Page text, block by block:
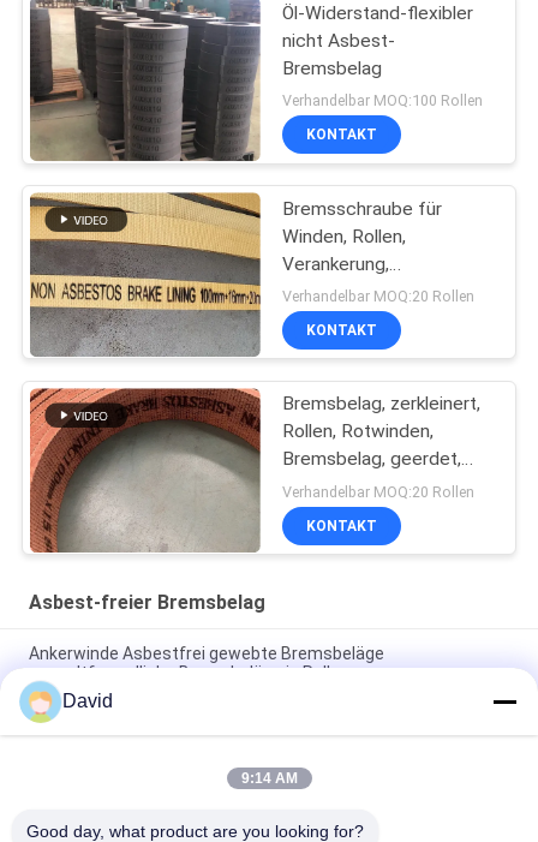
Öl-Widerstand-flexibler
nicht Asbest-
Bremsbelag
Verhandelbar MOQ:100 Rollen
KONTAKT
Bremsschraube für
Winden, Rollen,
Verankerung,
Bremsschraube für
Winden, Bremsschraube
aus nicht aus Asbest
Verhandelbar MOQ:20 Rollen
KONTAKT
Bremsbelag, zerkleinert,
Rollen, Rotwinden,
Bremsbelag, geerdet,
gewebte Bremsbelag
Verhandelbar MOQ:20 Rollen
KONTAKT
Asbest-freier Bremsbelag
Ankerwinde Asbestfrei gewebte Bremsbeläge
umweltfreundliche Bremsbeläge in Rollen
Windlass Zuckermühle Asbestfreie Bremsbeläge für
Baumaschinen
Flexibles Material für industrielle Reibung Asbest freie
David
9:14 AM
Good day, what product are you looking for?